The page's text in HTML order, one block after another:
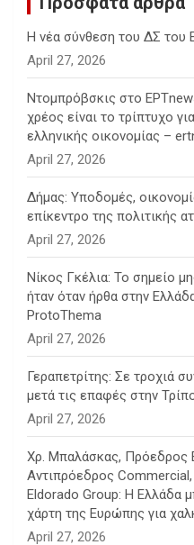
Η νέα σύνθεση του ΔΣ του
April 27, 2026
Ντομπρόβσκις στο
χρέος είναι το τρίπτυχο
ελληνικής οικονομίας –
April 27, 2026
Δήμας: Υποδομές,
επίκεντρο της πολιτικής
April 27, 2026
Νίκος Γκέλια: Το σημείο
ήταν όταν ήρθα στην
ProtoThema
April 27, 2026
Γεραπετρίτης: Σε τροχιά
μετά τις επαφές στην
April 27, 2026
Χρ. Μπαλάσκας, Πρόεδρος
Αντιπρόεδρος
Eldorado Group: Η Ελλάδα
χάρτη της Ευρώπης για
April 27, 2026